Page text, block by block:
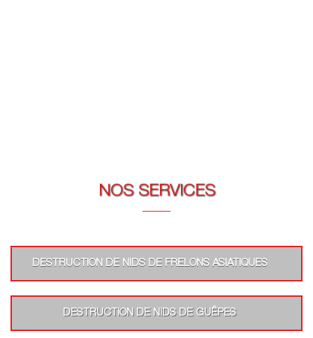
NOS SERVICES
DESTRUCTION DE NIDS DE FRELONS ASIATIQUES
DESTRUCTION DE NIDS DE GUÊPES